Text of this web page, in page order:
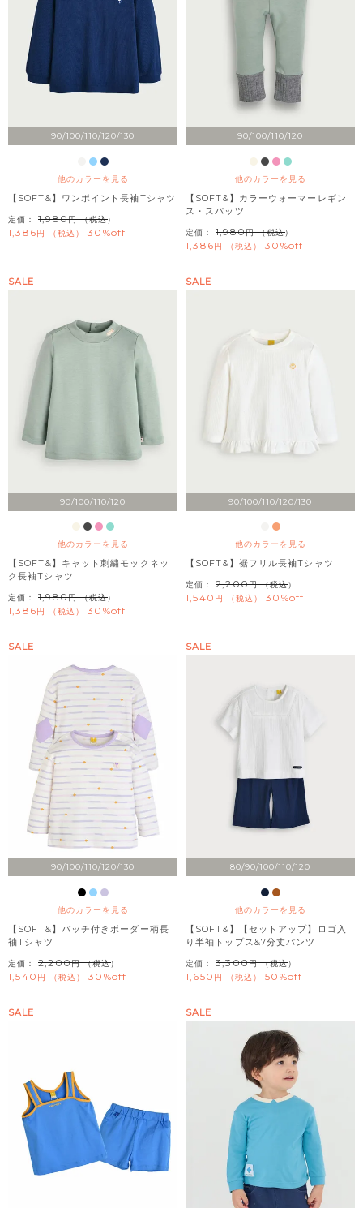
90/100/110/120/130
他のカラーを見る
【SOFT&】ワンポイント長袖Tシャツ
定価： 1,980 （税込）
1,386 税込 30%off
90/100/110/120
他のカラーを見る
【SOFT&】カラーウォーマーレギン
ス・スパッツ
定価： 1,980 （税込）
1,386 税込 30%off
90/100/110/120
他のカラーを見る
SALE
【SOFT&】キャット刺繍モックネッ
ク長袖Tシャツ
定価： 1,980 （税込）
1,386 税込 30%off
90/100/110/120/130
他のカラーを見る
SALE
【SOFT&】裾フリル長袖Tシャツ
定価： 2,200 （税込）
1,540 税込 30%off
90/100/110/120/130
他のカラーを見る
SALE
【SOFT&】パッチ付きボーダー柄長
袖Tシャツ
定価： 2,200 （税込）
1,540 税込 30%off
80/90/100/110/120
他のカラーを見る
SALE
【SOFT&】【セットアップ】ロゴ入
り半袖トップス&7分丈パンツ
定価： 3,300 （税込）
1,650 税込 50%off
SALE SALE